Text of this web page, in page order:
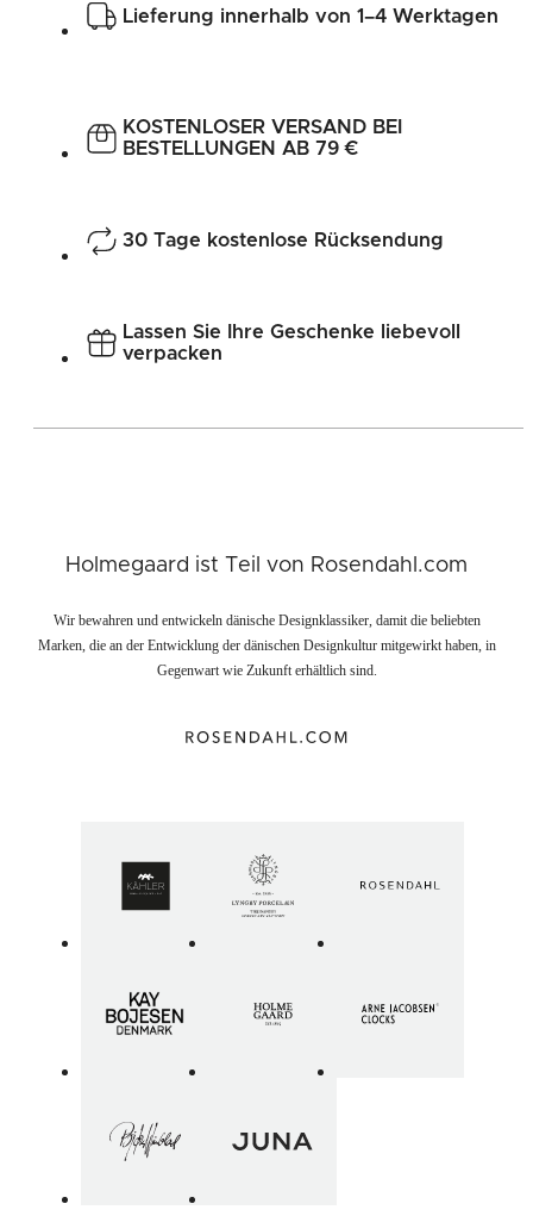
Lieferung innerhalb von 1–4 Werktagen
KOSTENLOSER VERSAND BEI
BESTELLUNGEN AB 79 €
30 Tage kostenlose Rücksendung
Lassen Sie Ihre Geschenke liebevoll
verpacken
Holmegaard ist Teil von Rosendahl.com
Wir bewahren und entwickeln dänische Designklassiker, damit die beliebten
Marken, die an der Entwicklung der dänischen Designkultur mitgewirkt haben, in
Gegenwart wie Zukunft erhältlich sind.